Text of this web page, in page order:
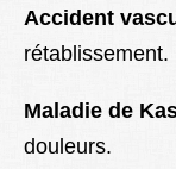
Accident
rétablissement.
Maladie de
douleurs.